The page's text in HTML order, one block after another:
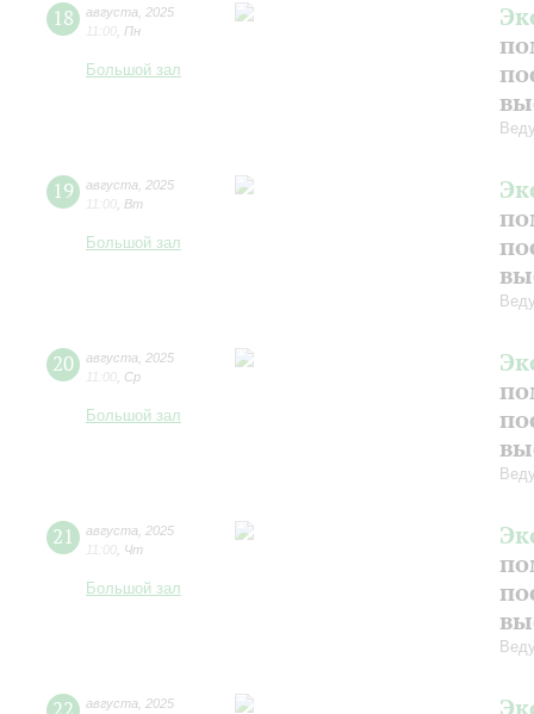
18 августа
2025
11:00 Пн
Большой зал
19 августа
2025
11:00 Вт
Большой зал
20 августа
2025
11:00 Ср
Большой зал
21 августа
2025
11:00 Чт
Большой зал
августа
2025